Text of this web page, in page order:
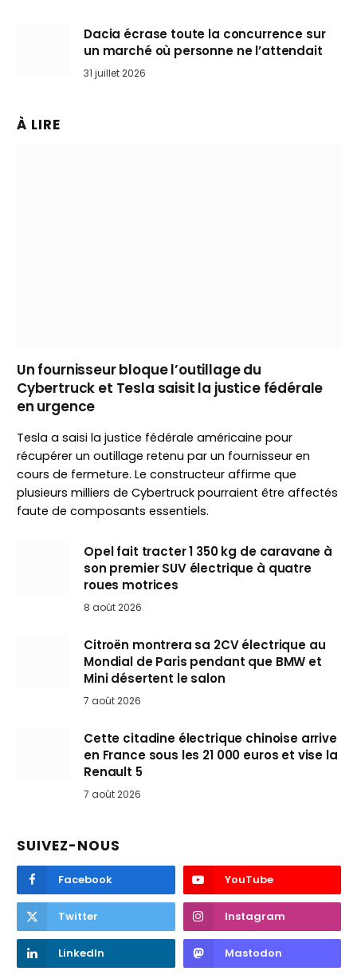
Dacia écrase toute la concurrence sur
un marché où personne ne l’attendait
31 juillet 2026
À LIRE
Un fournisseur bloque l’outillage du
Cybertruck et Tesla saisit la justice fédérale
en urgence
Tesla a saisi la justice fédérale américaine pour
récupérer un outillage retenu par un fournisseur en
cours de fermeture. Le constructeur affirme que
plusieurs milliers de Cybertruck pourraient être affectés
faute de composants essentiels.
Opel fait tracter 1 350 kg de caravane à
son premier SUV électrique à quatre
roues motrices
8 août 2026
Citroën montrera sa 2CV électrique au
Mondial de Paris pendant que BMW et
Mini désertent le salon
7 août 2026
Cette citadine électrique chinoise arrive
en France sous les 21 000 euros et vise la
Renault 5
7 août 2026
SUIVEZ-NOUS
Facebook YouTube
Twitter Instagram
LinkedIn Mastodon